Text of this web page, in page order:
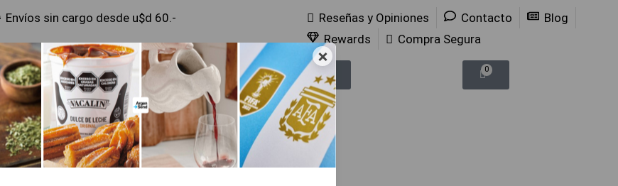
×
Envíos sin cargo desde u$d 60.- Reseñas y Opiniones Contacto
Blog
Rewards
Compra Segura
🔥 Alfajores y Golosinas 0